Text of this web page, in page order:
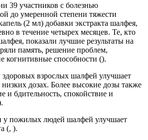
39 участников с болезнью
до умеренной степени тяжести
(2 мл) добавки экстракта шалфея,
в течение четырех месяцев. Те, кто
показали лучшие результаты на
память, решение проблем,
когнитивные способности ().
здоровых взрослых шалфей улучшает
дозах. Более высокие дозы также
и бдительность, спокойствие и
у пожилых людей шалфей улучшает
(, ).